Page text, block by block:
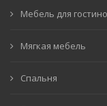
Мебель для
Мягкая мебель
Спальня